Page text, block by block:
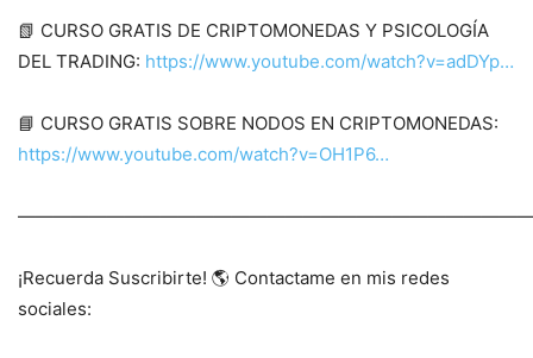
📗 CURSO GRATIS DE CRIPTOMONEDAS Y PSICOLOGÍA
DEL TRADING: https://www.youtube.com/watch?v=adDYp…
📘 CURSO GRATIS SOBRE NODOS EN CRIPTOMONEDAS:
https://www.youtube.com/watch?v=OH1P6…
¡Recuerda Suscribirte! 🌎 Contactame en mis redes
sociales: